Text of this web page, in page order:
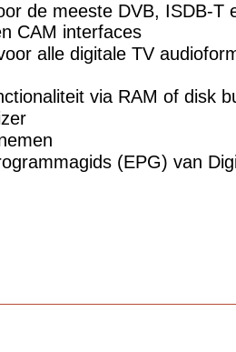
de meeste DVB, ISDB-T
CAM interfaces
alle digitale TV
via RAM of disk
(EPG) van